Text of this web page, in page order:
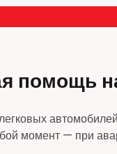
помощь
момент — при